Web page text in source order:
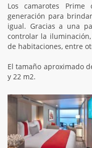
Los camarotes
generación para
igual. Gracias a una
controlar la
de habitaciones, entre
El tamaño aproximado
y 22 m2.